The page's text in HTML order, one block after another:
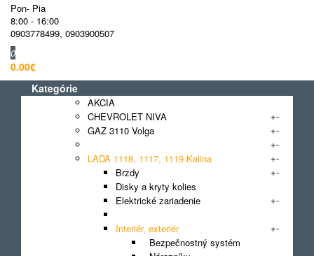
Pon- Pia
8:00 - 16:00
0903778499, 0903900507
0
0.00€
Kategórie
AKCIA
CHEVROLET NIVA
+-
GAZ 3110 Volga
+-
+-
LADA 1118, 1117, 1119 Kalina
+-
Brzdy
+-
Disky a kryty kolies
Elektrické zariadenie
+-
Interiér, exteriér
+-
Bezpečnostný systém